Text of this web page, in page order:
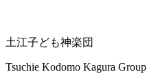
土江子ども神楽団
Tsuchie Kodomo Kagura Group